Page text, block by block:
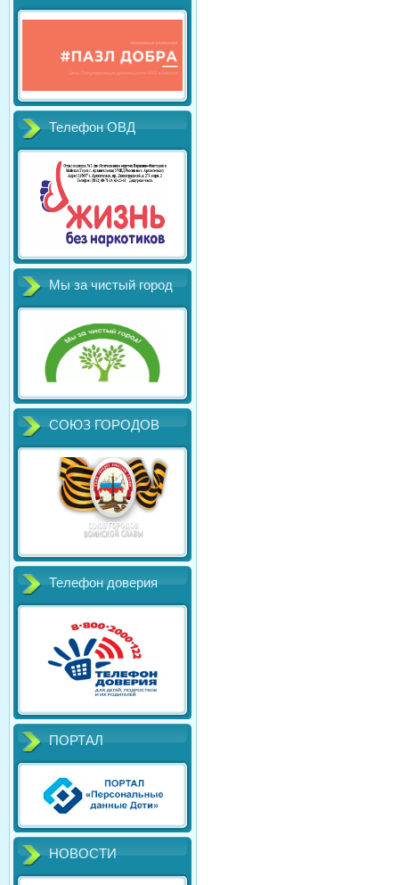
Телефон ОВД
Мы за чистый город
СОЮЗ ГОРОДОВ
Телефон доверия
ПОРТАЛ
НОВОСТИ